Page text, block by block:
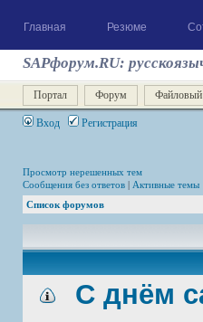
Главная Резюме
SAPфорум.RU:
Портал Форум Файловый
Вход Регистрация
Просмотр нерешенных тем
Сообщения без ответов | Активные темы
Список форумов
С днём